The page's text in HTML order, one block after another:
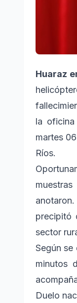
Huaraz
la
martes
Ríos.
precipitó
sector
Según
minutos
Duelo